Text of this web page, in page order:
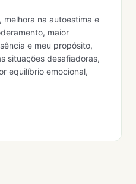
melhora na autoestima e
maior
e meu propósito,
situações desafiadoras,
equilíbrio emocional,